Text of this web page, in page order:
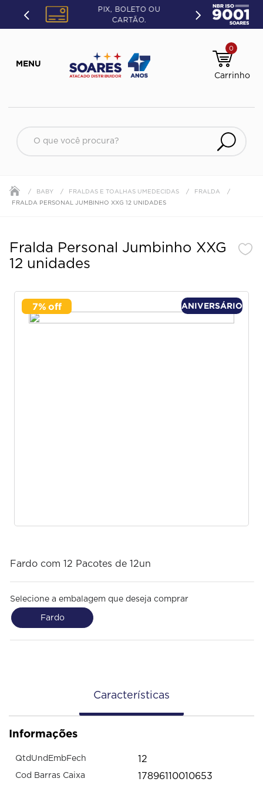
PIX, BOLETO OU
CARTÃO.
0
O que você procura?
BABY FRALDAS E TOALHAS UMEDECIDAS
FRALDA
FRALDA PERSONAL JUMBINHO XXG 12 UNIDADES
Fralda Personal Jumbinho XXG
12 unidades
ANIVERSÁRIO
7%
Fardo com 12 Pacotes de 12un
Selecione a embalagem que deseja comprar
Fardo
Características
Informações
QtdUndEmbFech 12
Cod Barras Caixa 17896110010653